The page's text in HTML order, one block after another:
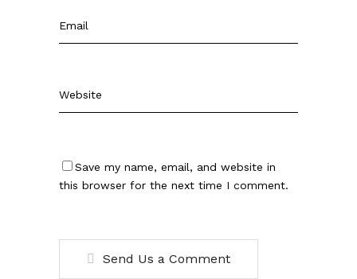
Save my name, email, and website in
this browser for the next time I comment.
Send Us a Comment